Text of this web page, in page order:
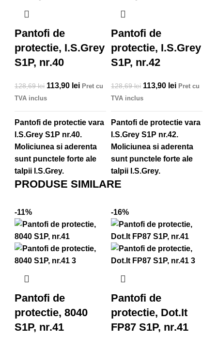
Pantofi de
protectie, I.S.Grey
S1P, nr.40
128,69lei Prețul inițial a
fost: 128,69 lei.
113,90 lei Prețul
este:
113,90 lei.
Pret cu
TVA inclus
Pantofi de protectie vara
I.S.Grey S1P nr.40.
Moliciunea si aderenta
sunt punctele forte ale
talpii I.S.Grey.
Pantofi de
protectie, I.S.Grey
S1P, nr.42
128,69lei Prețul inițial a
fost: 128,69 lei.
113,90 lei Prețul
este:
113,90 lei.
Pret cu
TVA inclus
Pantofi de protectie vara
I.S.Grey S1P nr.42.
Moliciunea si aderenta
sunt punctele forte ale
talpii I.S.Grey.
PRODUSE SIMILARE
-11%
Pantofi de
protectie, 8040
S1P, nr.41
-16%
Pantofi de
protectie, Dot.It
FP87 S1P, nr.41